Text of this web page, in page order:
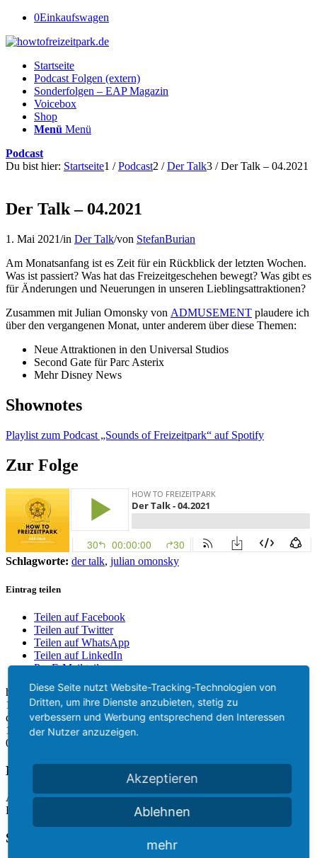
0Einkaufswagen
Startseite
Podcast Folgen (extern)
Sonderfolgen – EAP Magazin
Voicebox
Shop
Menü Menü
Podcast
Du bist hier: Startseite1 / Podcast2 / Der Talk3 / Der Talk – 04.2021
Der Talk – 04.2021
1. Mai 2021/in Der Talk/von StefanBurian
Am Monatsanfang ist es Zeit für ein Rückblick der letzten Wochen.
Was ist passiert? Was hat das Freizeitgeschehen bewegt? Was gibt es
für Änderungen und Neuerungen in unseren Lieblingsattraktionen?
Zusammen mit Julian Omonsky von ADMUSEMENT plaudere ich
über den vergangenen Monat, unter anderem über diese Themen:
Neue Attraktionen in den Universal Studios
Second Gate für Parc Asterix
Mehr Disney News
Shownotes
Playlist zum Podcast „Sounds of Freizeitpark“ auf Spotify
Zur Folge
Schlagworte: der talk, julian omonsky
Eintrag teilen
Teilen auf Facebook
Teilen auf Twitter
Teilen auf WhatsApp
Teilen auf LinkedIn
Per E-Mail teilen
https://howtofreizeitpark.de/wp-content/uploads/2021/12/Cover.png
1080
1080 StefanBurian https://howtofreizeitpark.de/wp-
content/uploads/2021/12/Logo-Blank.png StefanBurian2021-05-01
11:29:002022-01-01 11:30:35
0
Hinterlasse einen Kommentar
An der Diskussion beteiligen?
Hinterlasse uns deinen Kommentar!
Schreibe einen Kommentar
Diese Seite nutzt Website-Tracking-Technologien von
Dritten, um ihre Dienste anzubieten, stetig zu
verbessern und Werbung entsprechend den Interessen
der Nutzer anzuzeigen.
Akzeptieren
Ablehnen
mehr